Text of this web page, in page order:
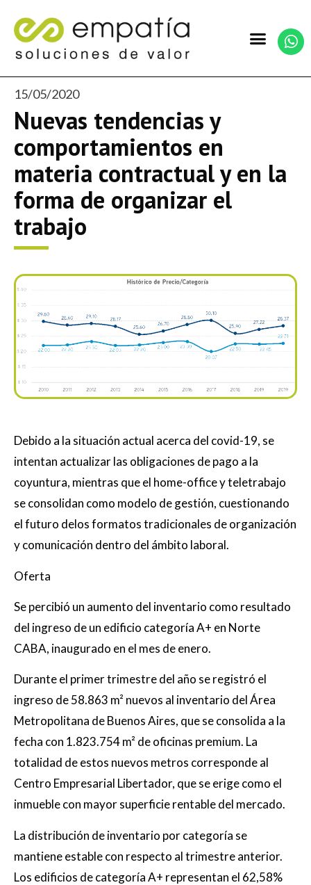
15/05/2020
Nuevas tendencias y
comportamientos en
materia contractual y en la
forma de organizar el
trabajo
Debido a la situación actual acerca del covid-19, se
intentan actualizar las obligaciones de pago a la
coyuntura, mientras que el home-office y teletrabajo
se consolidan como modelo de gestión, cuestionando
el futuro delos formatos tradicionales de organización
y comunicación dentro del ámbito laboral.
Oferta
Se percibió un aumento del inventario como resultado
del ingreso de un edificio categoría A+ en Norte
CABA, inaugurado en el mes de enero.
Durante el primer trimestre del año se registró el
ingreso de 58.863 m² nuevos al inventario del Área
Metropolitana de Buenos Aires, que se consolida a la
fecha con 1.823.754 m² de oficinas premium. La
totalidad de estos nuevos metros corresponde al
Centro Empresarial Libertador, que se erige como el
inmueble con mayor superficie rentable del mercado.
La distribución de inventario por categoría se
mantiene estable con respecto al trimestre anterior.
Los edificios de categoría A+ representan el 62,58%